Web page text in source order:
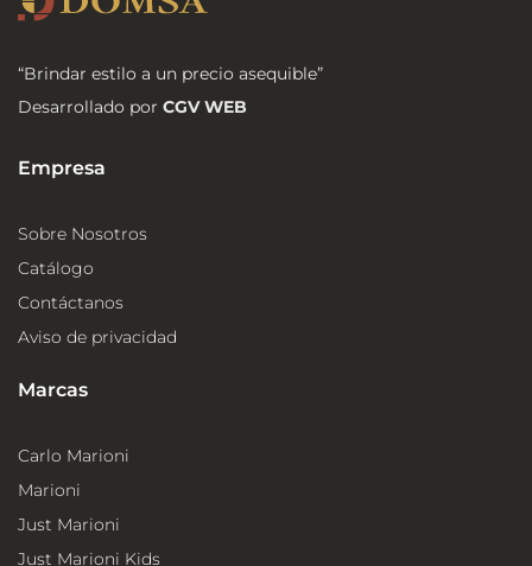
“Brindar estilo a un precio asequible”
Desarrollado por CGV WEB
Empresa
Sobre Nosotros
Catálogo
Contáctanos
Aviso de privacidad
Marcas
Carlo Marioni
Marioni
Just Marioni
Just Marioni Kids